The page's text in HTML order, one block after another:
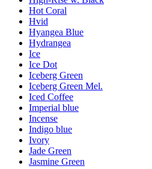
Hot Coral
Hvid
Hyangea Blue
Hydrangea
Ice
Ice Dot
Iceberg Green
Iceberg Green Mel.
Iced Coffee
Imperial blue
Incense
Indigo blue
Ivory
Jade Green
Jasmine Green